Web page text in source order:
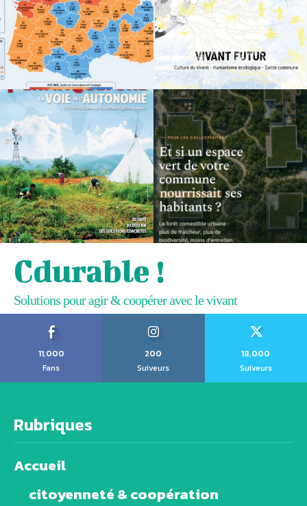
Cdurable !
Solutions pour agir & coopérer avec le vivant
11,000
Fans
200
Suiveurs
18,000
Suiveurs
Rubriques
Accueil
citoyenneté & coopération